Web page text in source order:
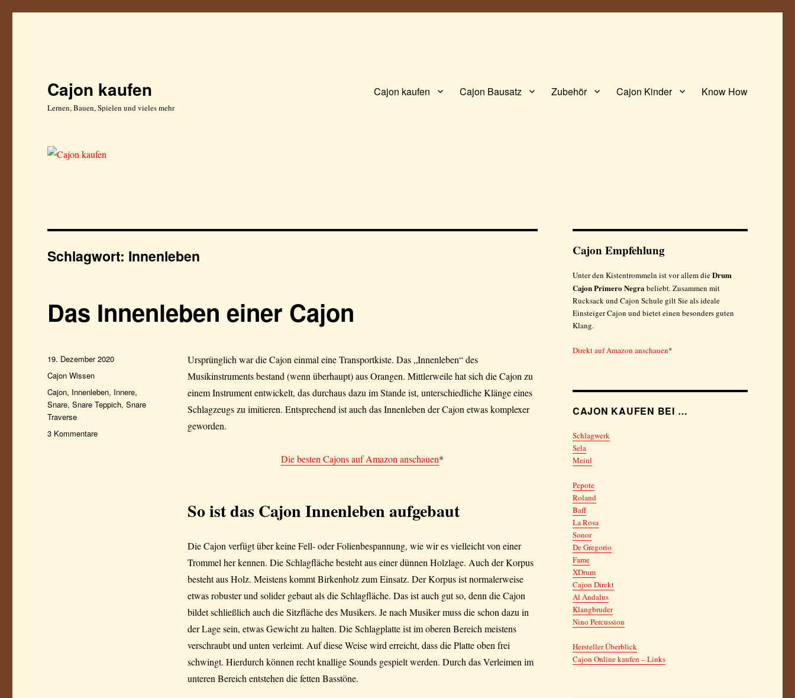
Cajon kaufen
Lernen, Bauen, Spielen und vieles mehr
Cajon kaufen Cajon Bausatz Zubehör Cajon Kinder Know How
Schlagwort: Innenleben
Das Innenleben einer Cajon
Ursprünglich war die Cajon einmal eine Transportkiste. Das „Innenleben“ des
Musikinstruments bestand (wenn überhaupt) aus Orangen. Mittlerweile hat sich die Cajon zu
einem Instrument entwickelt, das durchaus dazu im Stande ist, unterschiedliche Klänge eines
Schlagzeugs zu imitieren. Entsprechend ist auch das Innenleben der Cajon etwas komplexer
geworden.
Die besten Cajons auf Amazon anschauen*
So ist das Cajon Innenleben aufgebaut
Die Cajon verfügt über keine Fell- oder Folienbespannung, wie wir es vielleicht von einer
Trommel her kennen. Die Schlagfläche besteht aus einer dünnen Holzlage. Auch der Korpus
besteht aus Holz. Meistens kommt Birkenholz zum Einsatz. Der Korpus ist normalerweise
etwas robuster und solider gebaut als die Schlagfläche. Das ist auch gut so, denn die Cajon
bildet schließlich auch die Sitzfläche des Musikers. Je nach Musiker muss die schon dazu in
der Lage sein, etwas Gewicht zu halten. Die Schlagplatte ist im oberen Bereich meistens
verschraubt und unten verleimt. Auf diese Weise wird erreicht, dass die Platte oben frei
schwingt. Hierdurch können recht knallige Sounds gespielt werden. Durch das Verleimen im
unteren Bereich entstehen die fetten Basstöne.
Veröffentlicht
am
19. Dezember 2020
Kategorien
Cajon Wissen
Schlagwörter
Cajon, Innenleben, Innere,
Snare,Snare Teppich,Snare
Traverse
3 Kommentarezu
Cajon Empfehlung
Unter den Kistentrommeln ist vor allem dieDrum
Cajon Primero Negrabeliebt. Zusammen mit
Rucksack und Cajon Schule gilt Sie als ideale
Einsteiger Cajon und bietet einen besonders guten
Klang.
Direkt auf Amazon anschauen*
CAJON KAUFEN BEI …
Schlagwerk
Sela
Meinl
Pepote
Roland
Baff
La Rosa
Sonor
De Gregorio
Fame
XDrum
Cajon Direkt
Al Andalus
Klangbruder
Nino Percussion
Hersteller Überblick
Cajon Online kaufen – Links